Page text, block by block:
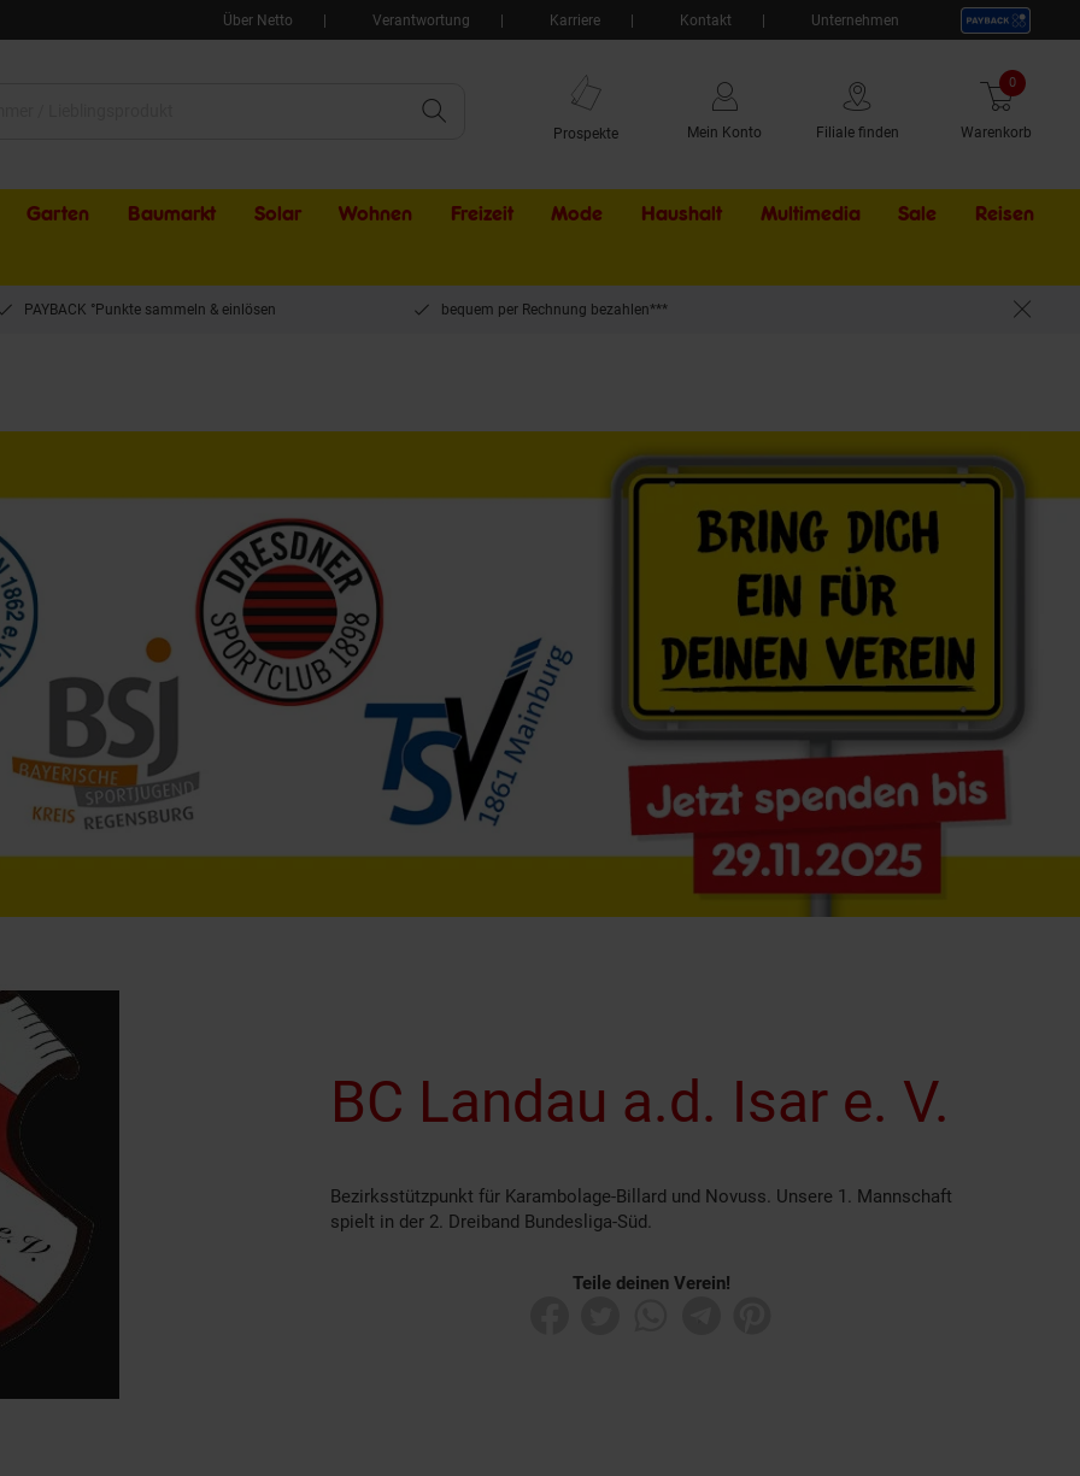
Über Netto Verantwortung Karriere Kontakt Unternehmen
Prospekte Mein Konto Filiale finden Warenkorb
0 Artikel
Garten Baumarkt Solar Wohnen Freizeit Mode Haushalt Multimedia Sale Externer
Reisen
PAYBACK °Punkte sammeln & einlösen bequem per Rechnung bezahlen***
BC Landau a.d. Isar e. V.
Bezirksstützpunkt für Karambolage-Billard und Novuss. Unsere 1. Mannschaft
spielt in der 2. Dreiband Bundesliga-Süd.
Teile deinen Verein!